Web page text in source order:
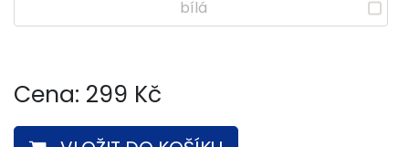
bílá
Cena: 299 Kč